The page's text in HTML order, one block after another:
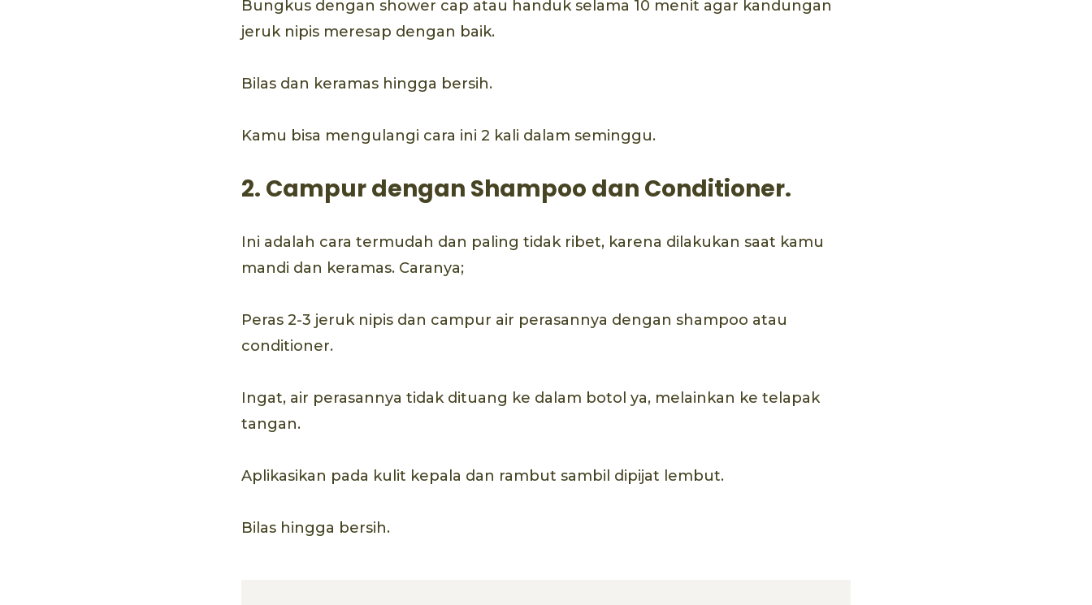
Bungkus dengan shower cap atau handuk selama 10 menit agar kandungan
jeruk nipis meresap dengan baik.
Bilas dan keramas hingga bersih.
Kamu bisa mengulangi cara ini 2 kali dalam seminggu.
2. Campur dengan Shampoo dan Conditioner.
Ini adalah cara termudah dan paling tidak ribet, karena dilakukan saat kamu
mandi dan keramas. Caranya;
Peras 2-3 jeruk nipis dan campur air perasannya dengan shampoo atau
conditioner.
Ingat, air perasannya tidak dituang ke dalam botol ya, melainkan ke telapak
tangan.
Aplikasikan pada kulit kepala dan rambut sambil dipijat lembut.
Bilas hingga bersih.